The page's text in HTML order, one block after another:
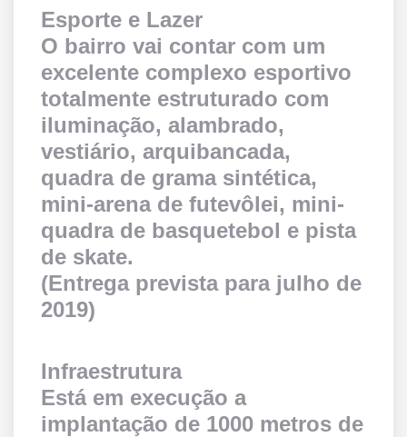
Esporte e Lazer
O bairro vai contar com um
excelente complexo esportivo
totalmente estruturado com
iluminação, alambrado,
vestiário, arquibancada,
quadra de grama sintética,
mini-arena de futevôlei, mini-
quadra de basquetebol e pista
de skate.
(Entrega prevista para julho de
2019)
Infraestrutura
Está em execução a
implantação de 1000 metros de